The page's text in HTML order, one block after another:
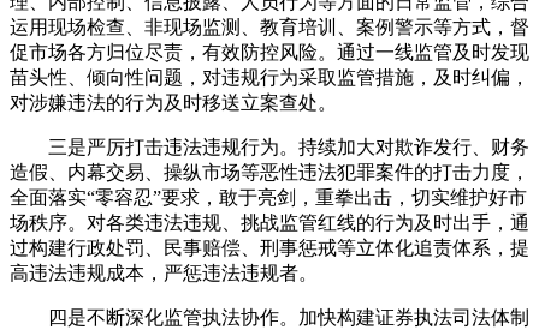
运用现场检查、非现场监测、教育培训、案例警示等方式，督
促市场各方归位尽责，有效防控风险。通过一线监管及时发现
苗头性、倾向性问题，对违规行为采取监管措施，及时纠偏，
对涉嫌违法的行为及时移送立案查处。
三是严厉打击违法违规行为。持续加大对欺诈发行、财务
造假、内幕交易、操纵市场等恶性违法犯罪案件的打击力度，
全面落实“零容忍”要求，敢于亮剑，重拳出击，切实维护好市
场秩序。对各类违法违规、挑战监管红线的行为及时出手，通
过构建行政处罚、民事赔偿、刑事惩戒等立体化追责体系，提
高违法违规成本，严惩违法违规者。
四是不断深化监管执法协作。加快构建证券执法司法体制